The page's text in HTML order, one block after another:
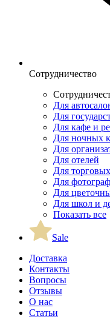
Сотрудничество
Для
Для
Для кафе и
Для ночных
Для
Для отелей
Для
Для
Для
Для школ и
Показать все
Sale
Доставка
Контакты
Вопросы
Отзывы
О нас
Статьи